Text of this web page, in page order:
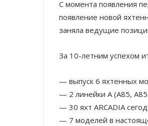
С момента появления
появление новой
заняла ведущие
За 10-летним успехом
— выпуск 6 яхтенных
— 2 линейки A (A85,
— 30 яхт ARCADIA
— 7 моделей в